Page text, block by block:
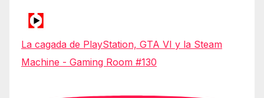
La cagada de PlayStation, GTA VI y la Steam
Machine - Gaming Room #130